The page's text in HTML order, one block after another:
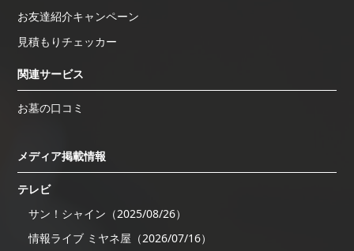
お友達紹介キャンペーン
見積もりチェッカー
関連サービス
お墓の口コミ
メディア掲載情報
テレビ
サン！シャイン（2025/08/26）
情報ライブ ミヤネ屋（2026/07/16）